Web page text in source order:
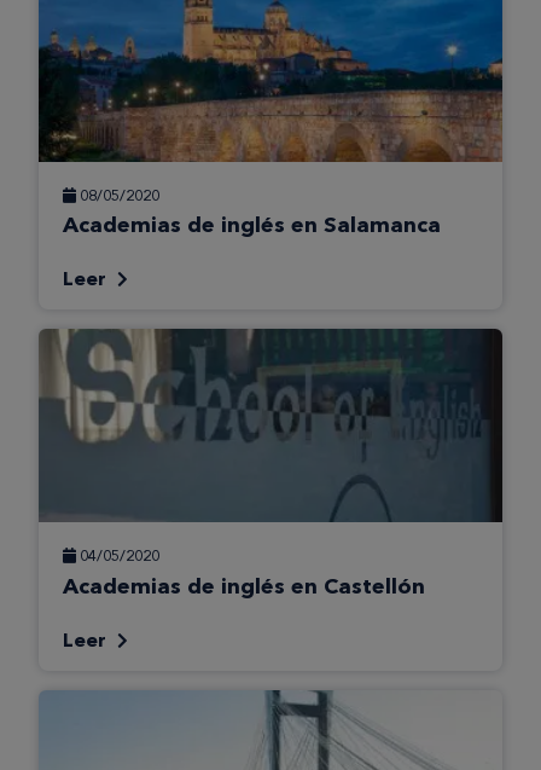
08/05/2020
Academias de inglés en Salamanca
Leer
04/05/2020
Academias de inglés en Castellón
Leer